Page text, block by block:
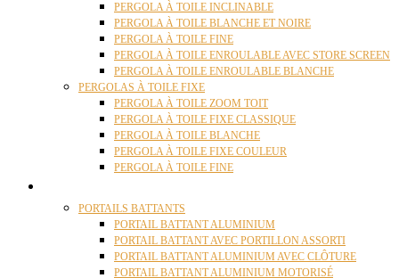
PERGOLA À TOILE INCLINABLE
PERGOLA À TOILE BLANCHE ET NOIRE
PERGOLA À TOILE FINE
PERGOLA À TOILE ENROULABLE AVEC STORE SCREEN
PERGOLA À TOILE ENROULABLE BLANCHE
PERGOLAS À TOILE FIXE
PERGOLA À TOILE ZOOM TOIT
PERGOLA À TOILE FIXE CLASSIQUE
PERGOLA À TOILE BLANCHE
PERGOLA À TOILE FIXE COULEUR
PERGOLA À TOILE FINE
PORTAILS BATTANTS
PORTAIL BATTANT ALUMINIUM
PORTAIL BATTANT AVEC PORTILLON ASSORTI
PORTAIL BATTANT ALUMINIUM AVEC CLÔTURE
PORTAIL BATTANT ALUMINIUM MOTORISÉ